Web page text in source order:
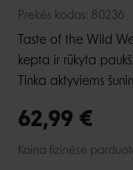
Prekės kodas: 80236
Taste of the Wild
kepta ir rūkyta
Tinka aktyviems
62,99 €
Kaina fizinėse